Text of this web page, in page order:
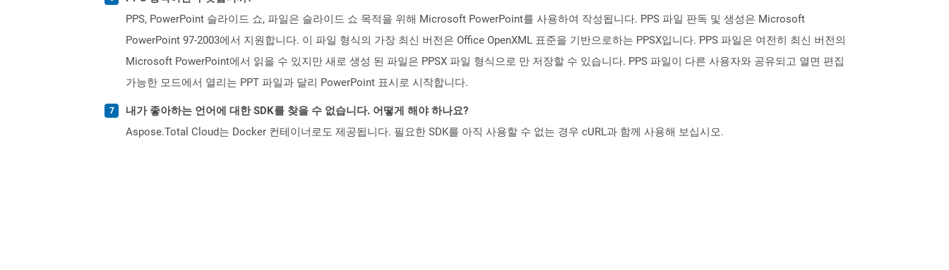
PPS, PowerPoint 슬라이드 쇼, 파일은 슬라이드 쇼 목적을 위해 Microsoft PowerPoint를 사용하여 작성됩니다. PPS 파일 판독 및 생성은 Microsoft
PowerPoint 97-2003에서 지원합니다. 이 파일 형식의 가장 최신 버전은 Office OpenXML 표준을 기반으로하는 PPSX입니다. PPS 파일은 여전히 ​​최신 버전의
Microsoft PowerPoint에서 읽을 수 있지만 새로 생성 된 파일은 PPSX 파일 형식으로 만 저장할 수 있습니다. PPS 파일이 다른 사용자와 공유되고 열면 편집
가능한 모드에서 열리는 PPT 파일과 달리 PowerPoint 표시로 시작합니다.
내가 좋아하는 언어에 대한 SDK를 찾을 수 없습니다. 어떻게 해야 하나요?
Aspose.Total Cloud는 Docker 컨테이너로도 제공됩니다. 필요한 SDK를 아직 사용할 수 없는 경우 cURL과 함께 사용해 보십시오.